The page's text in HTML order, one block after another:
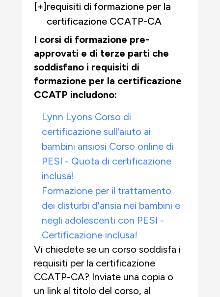
[+]requisiti di formazione per la
certificazione CCATP-CA
I corsi di formazione pre-
approvati e di terze parti che
soddisfano i requisiti di
formazione per la certificazione
CCATP includono:
Lynn Lyons Corso di
certificazione sull'aiuto ai
bambini ansiosi Corso online di
PESI - Quota di certificazione
inclusa!
Formazione per il trattamento
dei disturbi d'ansia nei bambini e
negli adolescenti con PESI -
Certificazione inclusa!
Vi chiedete se un corso soddisfa i
requisiti per la certificazione
CCATP-CA? Inviate una copia o
un link al titolo del corso, al